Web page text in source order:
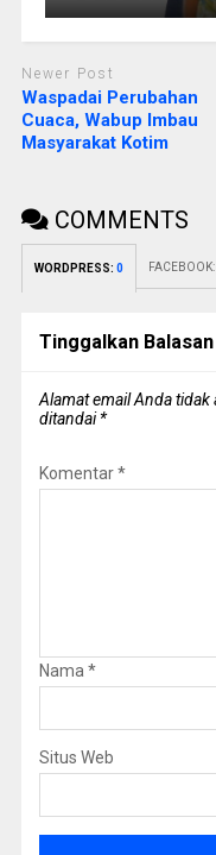
Newer Post
Waspadai Perubahan
Cuaca, Wabup Imbau
Masyarakat Kotim
COMMENTS
WORDPRESS: 0 FACEBOOK:
Tinggalkan Balasan
Alamat email Anda tidak
ditandai*
Komentar*
Nama *
Situs Web